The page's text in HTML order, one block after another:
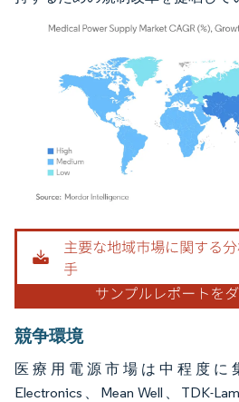
画像 © Mordor Intelligence。再利用にはCC
競争環境
医療用電源市場は中程度に
Electronics、Mean Well、TDK-